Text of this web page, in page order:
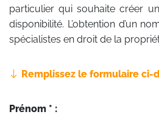
particulier qui souhaite créer
disponibilité. L’obtention d’un
spécialistes en droit de la
Remplissez le formulaire ci-
Prénom * :